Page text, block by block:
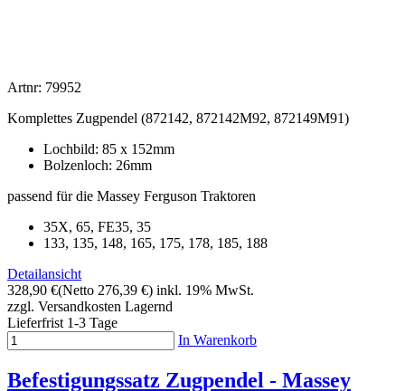
Artnr: 79952
Komplettes Zugpendel (872142, 872142M92, 872149M91)
Lochbild: 85 x 152mm
Bolzenloch: 26mm
passend für die Massey Ferguson Traktoren
35X, 65, FE35, 35
133, 135, 148, 165, 175, 178, 185, 188
Detailansicht
328,90 €(Netto 276,39 €) inkl. 19% MwSt.
zzgl. Versandkosten Lagernd
Lieferfrist 1-3 Tage
In Warenkorb
Befestigungssatz Zugpendel - Massey